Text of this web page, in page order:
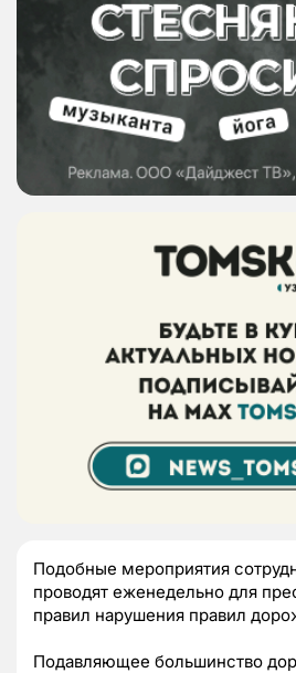
Подобные мероприятия
проводят еженедельно для
правил нарушения правил
Подавляющее большинство